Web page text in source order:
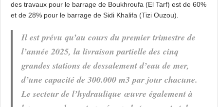
des travaux pour le barrage de Boukhroufa (El Tarf) est de 60%
et de 28% pour le barrage de Sidi Khalifa (Tizi Ouzou).
Il est prévu qu’au cours du premier trimestre de
l’année 2025, la livraison partielle des cinq
grandes stations de dessalement d’eau de mer,
d’une capacité de 300.000 m3 par jour chacune.
Le secteur de l’hydraulique œuvre également à